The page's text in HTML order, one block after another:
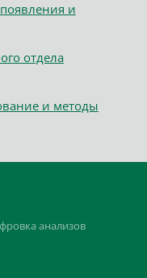
и
отдела
и методы
анализов